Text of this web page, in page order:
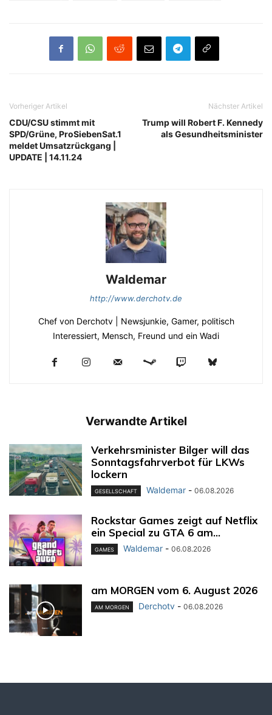
Vorheriger Artikel
CDU/CSU stimmt mit
SPD/Grüne, ProSiebenSat.1
meldet Umsatzrückgang |
UPDATE | 14.11.24
Nächster Artikel
Trump will Robert F. Kennedy
als Gesundheitsminister
Waldemar
http://www.derchotv.de
Chef von Derchotv | Newsjunkie, Gamer, politisch
Interessiert, Mensch, Freund und ein Wadi
Verwandte Artikel
Verkehrsminister Bilger will das
Sonntagsfahrverbot für LKWs
lockern
GESELLSCHAFT Waldemar - 06.08.2026
Rockstar Games zeigt auf Netflix
ein Special zu GTA 6 am...
GAMES Waldemar - 06.08.2026
am MORGEN vom 6. August 2026
AM MORGEN Derchotv - 06.08.2026